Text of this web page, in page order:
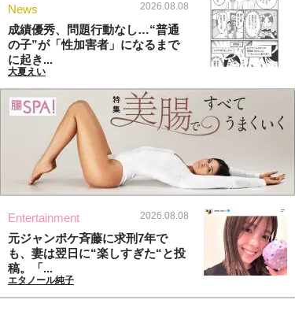
News 2026.08.08
成績優秀、問題行動なし…“普通
の子”が「性加害者」になるまで
に起き...
大夏えい
Entertainment 2026.08.08
元ジャンポケ斉藤に求刑7年で
も、妻は翌日に“楽しすぎた“と投
稿。「...
エタノール純子